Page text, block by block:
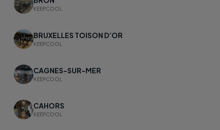
KEEPCOOL
BRUXELLES TOISON D’OR
KEEPCOOL
CAGNES-SUR-MER
KEEPCOOL
CAHORS
KEEPCOOL